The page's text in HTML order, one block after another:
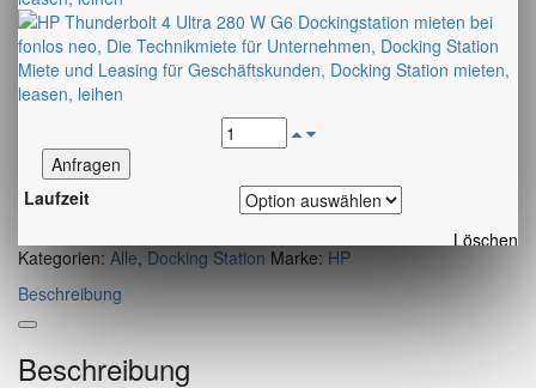
Anfragen
Laufzeit
Löschen
Kategorien: Alle, Docking Station Marke: HP
Beschreibung
Beschreibung